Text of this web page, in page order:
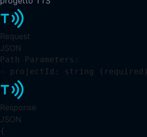
Request
JSON
Path Parameters:
- projectId: string (required)
Response
JSON
{